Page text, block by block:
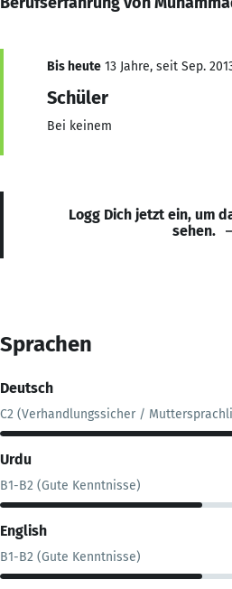
Bis heute 13 Jahre, seit Sep.
Schüler
Bei keinem
Logg Dich jetzt ein, um
sehen.
Sprachen
Deutsch
C2 (Verhandlungssicher /
Urdu
B1-B2 (Gute Kenntnisse)
English
B1-B2 (Gute Kenntnisse)